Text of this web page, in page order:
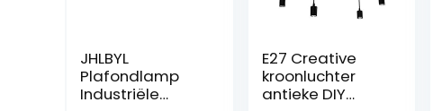
JHLBYL
Plafondlamp
Industriële
E27 Creative
kroonluchter
antieke DIY